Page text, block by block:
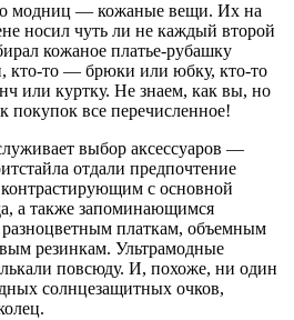
модниц — кожаные вещи. Их на
носил чуть ли не каждый второй
кожаное платье-рубашку
кто-то — брюки или юбку, кто-то
или куртку. Не знаем, как вы, но
покупок все перечисленное!
выбор аксессуаров —
отдали предпочтение
с основной
а также запоминающимся
платкам, объемным
резинкам. Ультрамодные
повсюду. И, похоже, ни один
солнцезащитных очков,